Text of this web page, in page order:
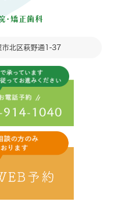
市北区萩野通1-37